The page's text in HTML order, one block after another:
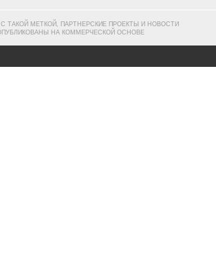
ТАКОЙ МЕТКОЙ, ПАРТНЕРСКИЕ ПРОЕКТЫ И НОВОСТИ
НА КОММЕРЧЕСКОЙ ОСНОВЕ